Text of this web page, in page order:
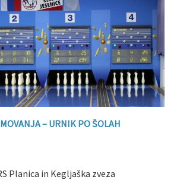
– URNIK PO ŠOLAH
Planica in Kegljaška zveza